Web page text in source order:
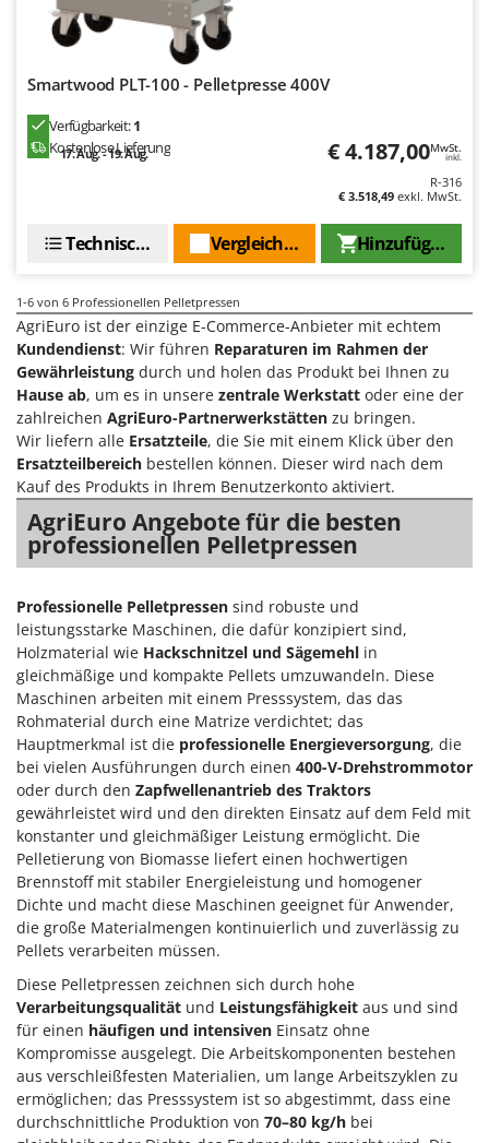
Rührtöpfe mit Elektrischem Rührwerk
Rupfmaschinen
S
Sämaschinen und Düngerstreuer
Scheibenpflüge
Schneeräumer
Schrotmühlen - elektrisch
Schwader für Traktoren
Schweißgeräte
Seilwinden - Motorseilwinden
Sichelmähwerke für Traktoren
Sichelmulcher für Traktoren
Sortierer für Oliven
Sprühgeräte für Pflanzenbehandlung
Stäubegeräte für Traktor
Staubsauger - Elektrobesen
T
Teppichreiniger und Teppichbodenreiniger
Thermische und mechanische Unkrautbrenner
Tomatenpressen
Tragbare Powerstationen
Traktor-Heckenscheren mit Ausleger
U
Umfüllpumpen
Umkehrfräsen
V
Vakuumiergeräte
Vertikutierer
Vogelscheuchen - Vogelabwehr
W
Wasserpumpen
Wasserpumpen für Traktoren
Wein- und Obstpressen
GreenBay
Greenworks
GRIFO
GVS
GYS
Helvi
HiKOKI
Honda
I
Idromatic
Il-Tec
Imperia
Infaco
Intec
Intex
Iseki
Italyco
ITM
J JOLLY ITALIA
K
KAAZ
Karcher
Kasco
Kemper
Kenwood
Keter
KitchenAid
Komo
L
Laica
Lampacrescia - MGM
Smartwood PLT-100 - Pelletpresse 400V
Verfügbarkeit:1
Kostenlose Lieferung
17. Aug. - 19. Aug. € 4.187,00MwSt.
inkl.
R-316
€ 3.518,49 exkl. MwSt.
Hinzufügen
Vergleichen Sie
Technische Daten
1-6 von 6 Professionellen Pelletpressen
AgriEuro ist der einzige E-Commerce-Anbieter mit echtem
Kundendienst: Wir führen Reparaturen im Rahmen der
Gewährleistung durch und holen das Produkt bei Ihnen zu
Hause ab, um es in unsere zentrale Werkstatt oder eine der
zahlreichen AgriEuro-Partnerwerkstätten zu bringen.
Wir liefern alle Ersatzteile, die Sie mit einem Klick über den
Ersatzteilbereich bestellen können. Dieser wird nach dem
Kauf des Produkts in Ihrem Benutzerkonto aktiviert.
AgriEuro Angebote für die besten
professionellen Pelletpressen
Professionelle Pelletpressen sind robuste und
leistungsstarke Maschinen, die dafür konzipiert sind,
Holzmaterial wie Hackschnitzel und Sägemehl in
gleichmäßige und kompakte Pellets umzuwandeln. Diese
Maschinen arbeiten mit einem Presssystem, das das
Rohmaterial durch eine Matrize verdichtet; das
Hauptmerkmal ist die professionelle Energieversorgung, die
bei vielen Ausführungen durch einen 400-V-Drehstrommotor
oder durch den Zapfwellenantrieb des Traktors
gewährleistet wird und den direkten Einsatz auf dem Feld mit
konstanter und gleichmäßiger Leistung ermöglicht. Die
Pelletierung von Biomasse liefert einen hochwertigen
Brennstoff mit stabiler Energieleistung und homogener
Dichte und macht diese Maschinen geeignet für Anwender,
die große Materialmengen kontinuierlich und zuverlässig zu
Pellets verarbeiten müssen.
Diese Pelletpressen zeichnen sich durch hohe
Verarbeitungsqualität und Leistungsfähigkeit aus und sind
für einen häufigen und intensiven Einsatz ohne
Kompromisse ausgelegt. Die Arbeitskomponenten bestehen
aus verschleißfesten Materialien, um lange Arbeitszyklen zu
ermöglichen; das Presssystem ist so abgestimmt, dass eine
durchschnittliche Produktion von 70–80 kg/h bei